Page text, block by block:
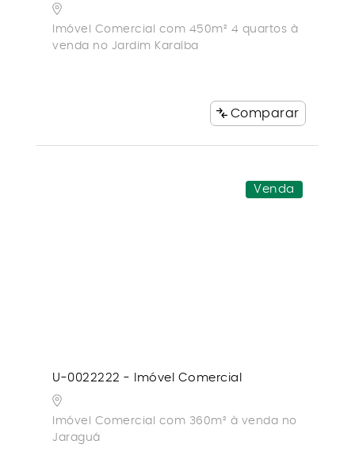
Imóvel Comercial com 450m² 4 quartos à
venda no Jardim Karaíba
Comparar
Venda
U-0022222 - Imóvel Comercial
Imóvel Comercial com 360m² à venda no
Jaraguá